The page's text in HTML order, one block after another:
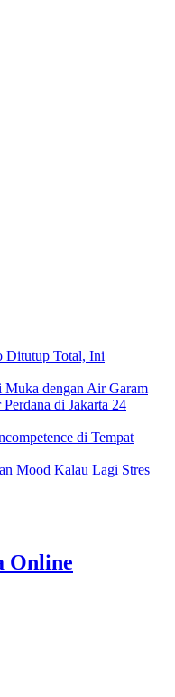
Ditutup Total, Ini
dengan Air Garam
di Jakarta 24
di Tempat
Mood Kalau Lagi Stres
Online